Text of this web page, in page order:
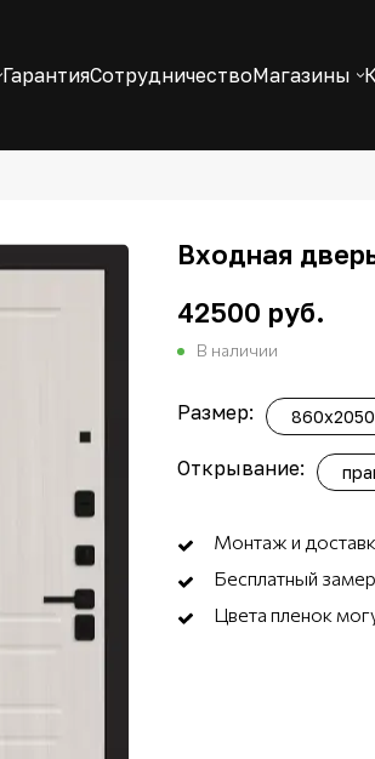
ГарантияСотрудничествоМагазины
Входная
42500 руб.
В наличии
Размер: 860x2050
Открывание:
Монтаж и
Бесплатный
Цвета пленок